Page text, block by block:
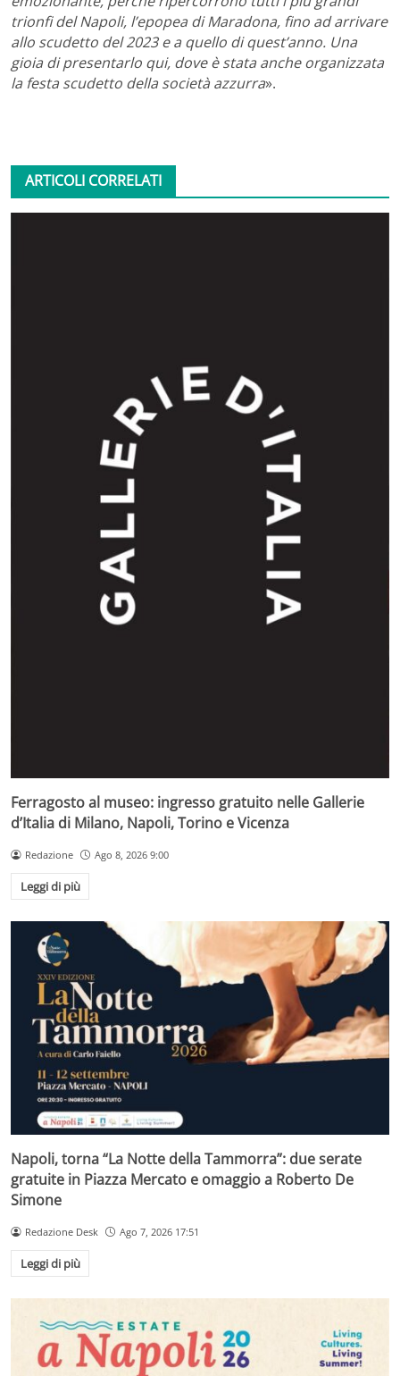
trionfi del Napoli, l’epopea di Maradona, fino ad arrivare
allo scudetto del 2023 e a quello di quest’anno. Una
gioia di presentarlo qui, dove è stata anche organizzata
la festa scudetto della società azzurra».
ARTICOLI CORRELATI
Ferragosto al museo: ingresso gratuito nelle Gallerie
d’Italia di Milano, Napoli, Torino e Vicenza
Redazione Ago 8, 2026 9:00
Leggi di più
Napoli, torna “La Notte della Tammorra”: due serate
gratuite in Piazza Mercato e omaggio a Roberto De
Simone
Redazione Desk Ago 7, 2026 17:51
Leggi di più